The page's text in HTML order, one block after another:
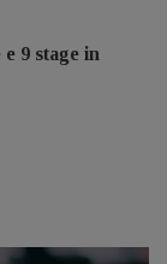
9 stage in